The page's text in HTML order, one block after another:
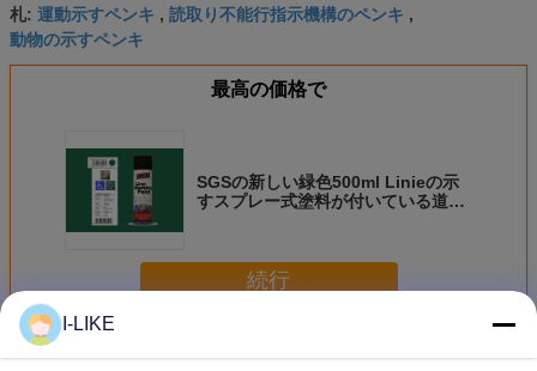
札: 運動示すペンキ , 読取り不能行指示機構のペンキ ,
動物の示すペンキ
最高の価格で
SGSの新しい緑色500ml Linieの示
すスプレー式塗料が付いている道の
続行
多く示すスプレー式塗料
I-LIKE